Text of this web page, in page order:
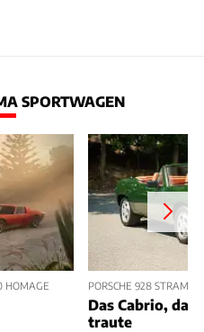
SPORTWAGEN
HOMAGE
PORSCHE 928
Das Cabrio,
traute